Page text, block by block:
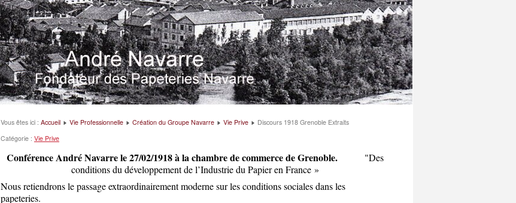
Vous êtes ici : Accueil Vie Professionnelle Création du Groupe Navarre Vie Prive
Discours 1918 Grenoble Extraits
Catégorie : Vie Prive
Conférence André Navarre le 27/02/1918 à la chambre de commerce de Grenoble.
"Des
conditions du développement de l’Industrie du Papier en France »
Nous retiendrons le passage extraordinairement moderne sur les conditions sociales dans les
papeteries.